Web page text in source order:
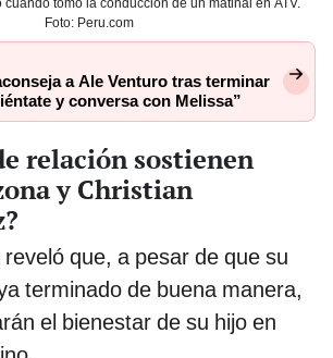
Foto: Peru.com
a Ale Venturo tras terminar
y conversa con Melissa”
relación sostienen
y Christian
que, a pesar de que su
terminado de buena manera,
el bienestar de su hijo en